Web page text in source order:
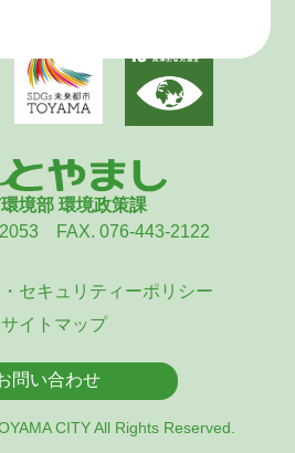
境部 環境政策課
FAX. 076-443-2122
セキュリティーポリシー
サイトマップ
問い合わせ
CITY All Rights Reserved.